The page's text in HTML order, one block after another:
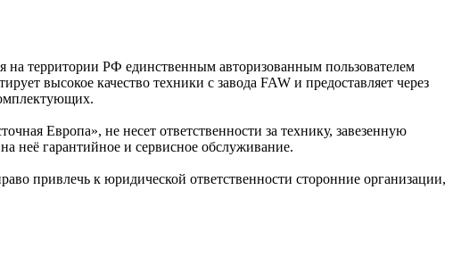
территории РФ единственным авторизованным пользователем
высокое качество техники с завода FAW и предоставляет через
Европа», не несет ответственности за технику, завезенную
неё гарантийное и сервисное обслуживание.
привлечь к юридической ответственности сторонние организации,